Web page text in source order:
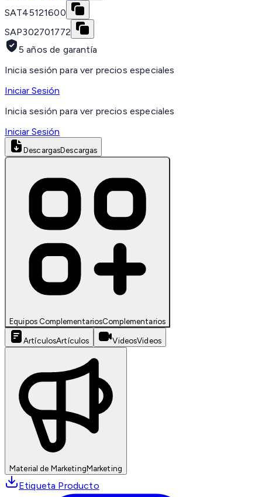
SAT45121600
SAP302701772
5 años de garantía
Inicia sesión para ver precios especiales
Iniciar Sesión
Inicia sesión para ver precios especiales
Iniciar Sesión
DescargasDescargas
Equipos ComplementariosComplementarios
ArtículosArtículos VideosVideos
Material de MarketingMarketing
Etiqueta Producto